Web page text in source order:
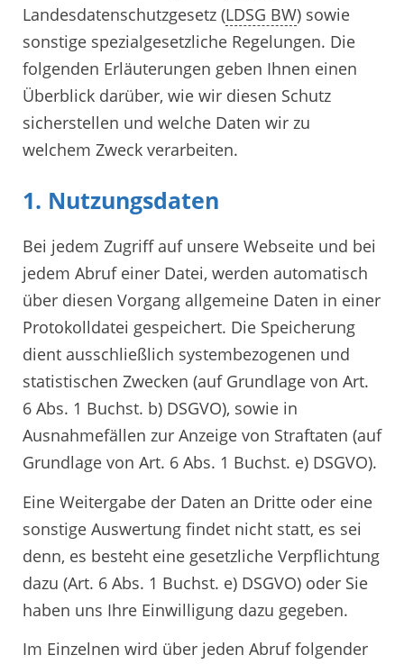
Landesdatenschutzgesetz (LDSG BW) sowie
sonstige spezialgesetzliche Regelungen. Die
folgenden Erläuterungen geben Ihnen einen
Überblick darüber, wie wir diesen Schutz
sicherstellen und welche Daten wir zu
welchem Zweck verarbeiten.
1. Nutzungsdaten
Bei jedem Zugriff auf unsere Webseite und bei
jedem Abruf einer Datei, werden automatisch
über diesen Vorgang allgemeine Daten in einer
Protokolldatei gespeichert. Die Speicherung
dient ausschließlich systembezogenen und
statistischen Zwecken (auf Grundlage von Art.
6 Abs. 1 Buchst. b) DSGVO), sowie in
Ausnahmefällen zur Anzeige von Straftaten (auf
Grundlage von Art. 6 Abs. 1 Buchst. e) DSGVO).
Eine Weitergabe der Daten an Dritte oder eine
sonstige Auswertung findet nicht statt, es sei
denn, es besteht eine gesetzliche Verpflichtung
dazu (Art. 6 Abs. 1 Buchst. e) DSGVO) oder Sie
haben uns Ihre Einwilligung dazu gegeben.
Im Einzelnen wird über jeden Abruf folgender